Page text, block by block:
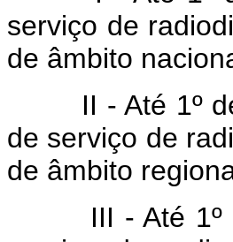
serviço de
de âmbito
II - Até 1º
de serviço de
de âmbito
III - Até